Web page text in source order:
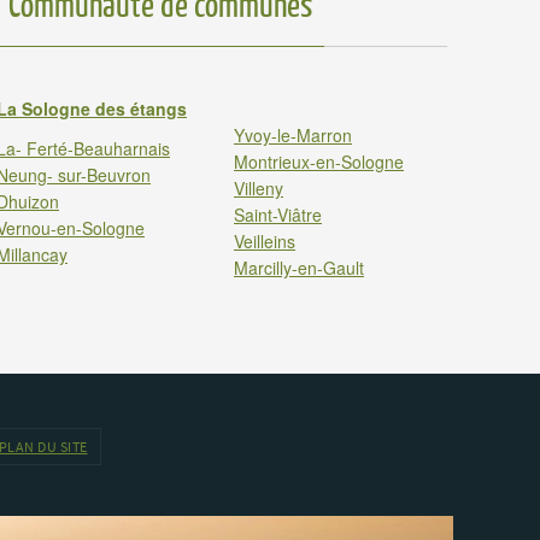
Sologne des étangs
Ferté-Beauharnais
sur-Beuvron
en-Sologne
Yvoy-le-Marron
Montrieux-en-Sologne
Villeny
Saint-Viâtre
Veilleins
Marcilly-en-Gault
DU SITE